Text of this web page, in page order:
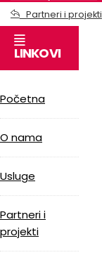
Partneri i projekti
LINKOVI
Početna
O nama
Usluge
Partneri i
projekti